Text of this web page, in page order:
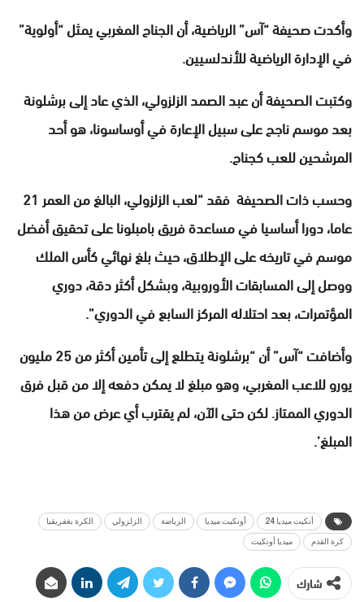
وأكدت صحيفة “آس” الرياضية، أن الجناح المغربي يمثل “أولوية”
في الإدارة الرياضية للأندلسيين.
وكتبت الصحيفة أن عبد الصمد الزلزولي، الذي عاد إلى برشلونة
بعد موسم ناجح على سبيل الإعارة في أوساسونا، هو أحد
المرشحين للعب كجناح.
وحسب ذات الصحيفة فقد “لعب الزلزولي، البالغ من العمر 21
عاما، دورا أساسيا في مساعدة فريق بامبلونا على تحقيق أفضل
موسم في تاريخه على الإطلاق، حيث بلغ نهائي كأس الملك
ووصل إلى المسابقات الأوروبية، وبشكل أكثر دقة، دوري
المؤتمرات، بعد احتلاله المركز السابع في الدوري”.
وأضافت “آس” أن “برشلونة يتطلع إلى تأمين أكثر من 25 مليون
يورو للاعب المغربي، وهو مبلغ لا يمكن دفعه إلا من قبل فرق
الدوري الممتاز. لكن حتى الآن، لم يقترب أي عرض من هذا
المبلغ’.
أنكيت ميديا 24 أونكيت ميديا الرياضة الزلزولي الكرة بغفريقيا
كرة القدم ميديا أونكيت
شارك